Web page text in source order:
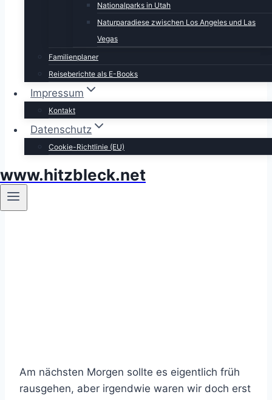
Nationalparks in Utah
Naturparadiese zwischen Los Angeles und Las
Vegas
Familienplaner
Reiseberichte als E-Books
Impressum
Kontakt
Datenschutz
Cookie-Richtlinie (EU)
www.hitzbleck.net
Am nächsten Morgen sollte es eigentlich früh
rausgehen, aber irgendwie waren wir doch erst